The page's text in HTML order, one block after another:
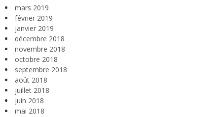
mars 2019
février 2019
janvier 2019
décembre 2018
novembre 2018
octobre 2018
septembre 2018
août 2018
juillet 2018
juin 2018
mai 2018